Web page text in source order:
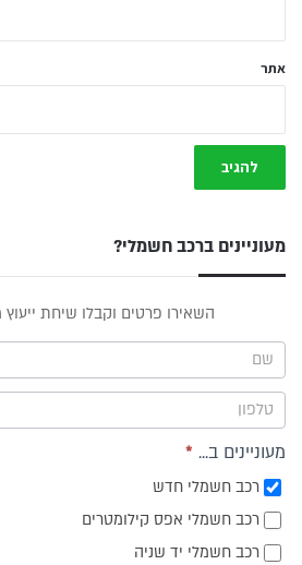
אתר
מעוניינים ברכב חשמלי?
תפריט
צד
השאירו פרטים וקבלו שיחת
מעוניינים ב... *
רכב חשמלי חדש
רכב חשמלי אפס קילומטרים
רכב חשמלי יד שניה